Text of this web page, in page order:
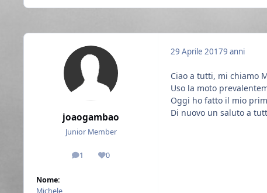
joaogambao
Junior Member
1
messaggi
0
Reputazione
Nome:
Michele
29 Aprile 20179 anni
Ciao a tutti, mi chiamo
Uso la moto
Oggi ho fatto il mio
Di nuovo un saluto a